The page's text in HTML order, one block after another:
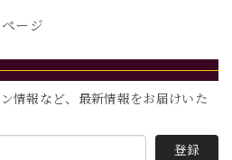
ージ
情報など、最新情報をお届けいた
登録